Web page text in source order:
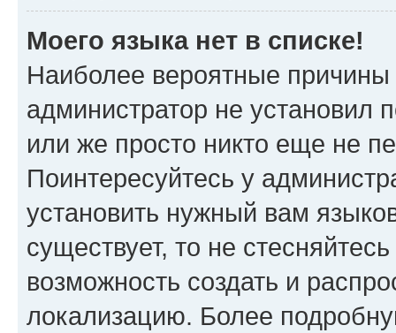
Моего языка нет в списке!
Наиболее вероятные причины
администратор не установил
или же просто никто еще не
Поинтересуйтесь у
установить нужный вам
существует, то не
возможность создать и
локализацию. Более